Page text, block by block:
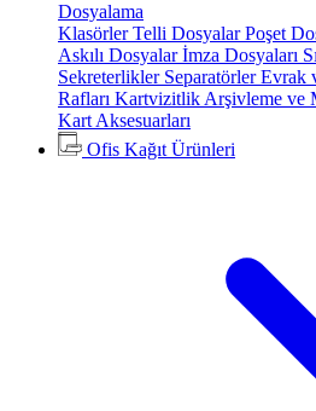
Dosyalama
KlasörlerTelli DosyalarPoşet
Askılı Dosyalarİmza Dosyaları
Sekreterlikler SeparatörlerEvrak
Rafları Kartvizitlik Arşivleme ve
Kart Aksesuarları
Ofis Kağıt Ürünleri